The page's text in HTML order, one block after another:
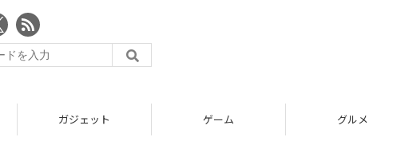
ゲーム グルメ スタートアップ